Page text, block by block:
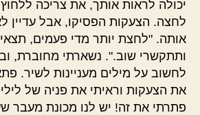
יכולה לראות אותך, את צריכה
לחצה. הצעקות הפסיקו, אבל עדיין
אותה. "לחצת יותר מדי פעמים,
ותתקשרי שוב.". נשארתי מחוברת,
לחשוב על מילים מעניינות לשיר.
את הצעקות וראיתי את פניה של
פתרתי את זה! יש לנו מכונת מעבר